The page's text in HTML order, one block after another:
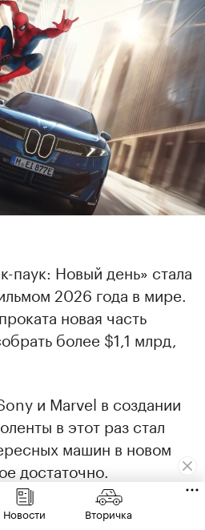
паук: Новый день» стала
2026 года в мире.
новая часть
более $1,1 млрд,
и Marvel в создании
в этот раз стал
машин в новом
достаточно.
Autonews.ru.
Новости Вторичка